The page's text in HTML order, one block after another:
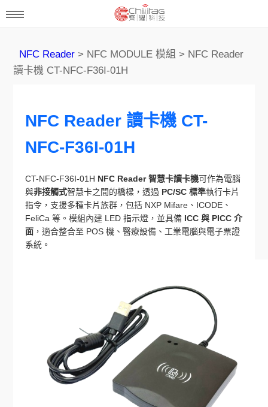
NFC Reader > NFC MODULE 模組 > NFC Reader
讀卡機 CT-NFC-F36I-01H
NFC Reader 讀卡機 CT-
NFC-F36I-01H
CT-NFC-F36I-01H NFC Reader 智慧卡讀卡機可作為電腦
與非接觸式智慧卡之間的橋樑，透過 PC/SC 標準執行卡片
指令，支援多種卡片族群，包括 NXP Mifare、ICODE、
FeliCa 等。模組內建 LED 指示燈，並具備 ICC 與 PICC 介
面 ，適合整合至 POS 機、醫療設備、工業電腦與電子票證
系統。